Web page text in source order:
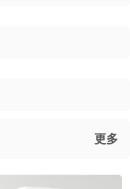
更多